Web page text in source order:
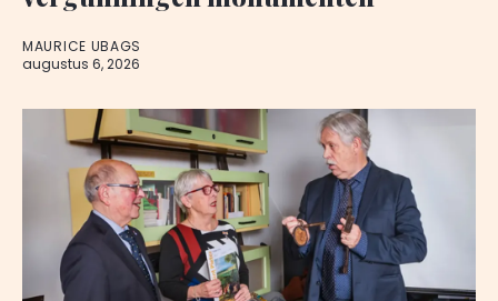
MAURICE UBAGS
augustus 6, 2026